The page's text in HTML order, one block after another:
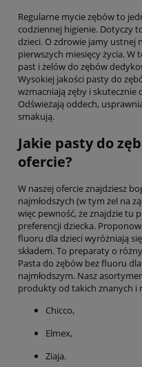
Regularne mycie zębów to
codziennej higienie. Dotyczy
dzieci. O zdrowie jamy ustnej
pierwszych miesięcy życia.
past i żelów do zębów
Wysokiej jakości pasty do
wzmacniają zęby i skutecznie
Odświeżają oddech,
smakują.
Jakie pasty do
ofercie?
W naszej ofercie znajdziesz
najmłodszych (w tym żel na
więc pewność, że znajdzie tu
preferencji dziecka.
fluoru dla dzieci wyróżniają
składem. To preparaty o
Pasta do zębów bez fluoru
najmłodszym. Nasz
produkty od takich znanych i
Chicco,
Elmex,
Ziaja.